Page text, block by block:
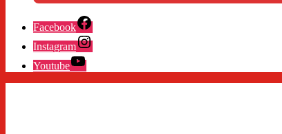
Facebook
Instagram
Youtube